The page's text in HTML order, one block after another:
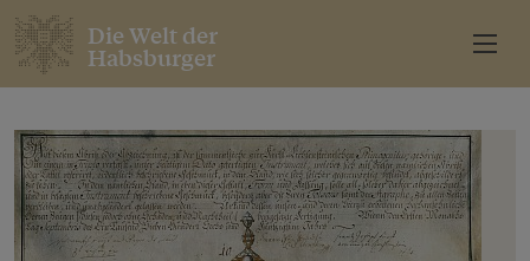
Die Welt der
Habsburger